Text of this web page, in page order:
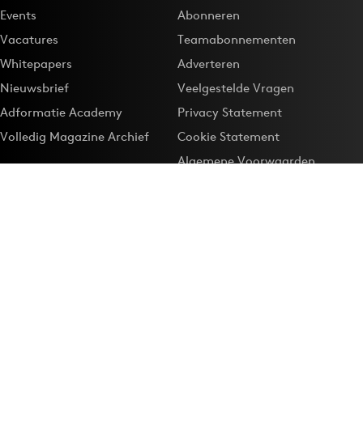
Events
Vacatures
Whitepapers
Nieuwsbrief
Adformatie Academy
Volledig Magazine Archief
Abonneren
Teamabonnementen
Adverteren
Veelgestelde Vragen
Privacy Statement
Cookie Statement
Algemene Voorwaarden